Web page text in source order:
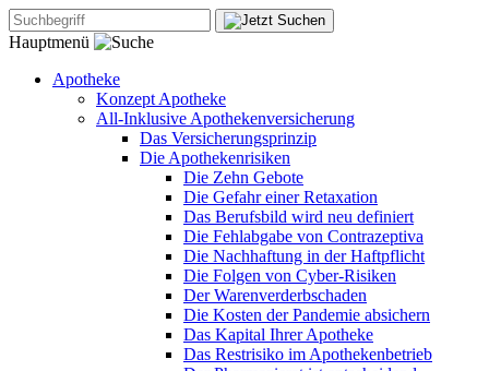
Hauptmenü
Apotheke
Konzept Apotheke
All-Inklusive Apothekenversicherung
Das Versicherungsprinzip
Die Apothekenrisiken
Die Zehn Gebote
Die Gefahr einer Retaxation
Das Berufsbild wird neu definiert
Die Fehlabgabe von Contrazeptiva
Die Nachhaftung in der Haftpflicht
Die Folgen von Cyber-Risiken
Der Warenverderbschaden
Die Kosten der Pandemie absichern
Das Kapital Ihrer Apotheke
Das Restrisiko im Apothekenbetrieb